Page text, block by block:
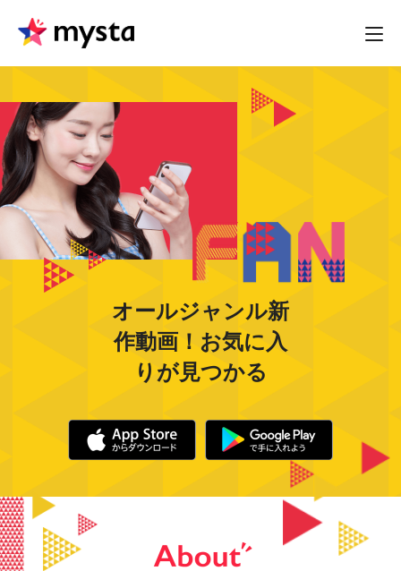
オールジャンル新
作動画！お気に入
りが見つかる